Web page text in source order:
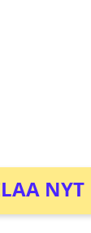
NYT